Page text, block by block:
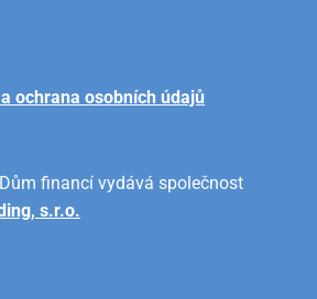
ochrana osobních údajů
financí vydává společnost
s.r.o.